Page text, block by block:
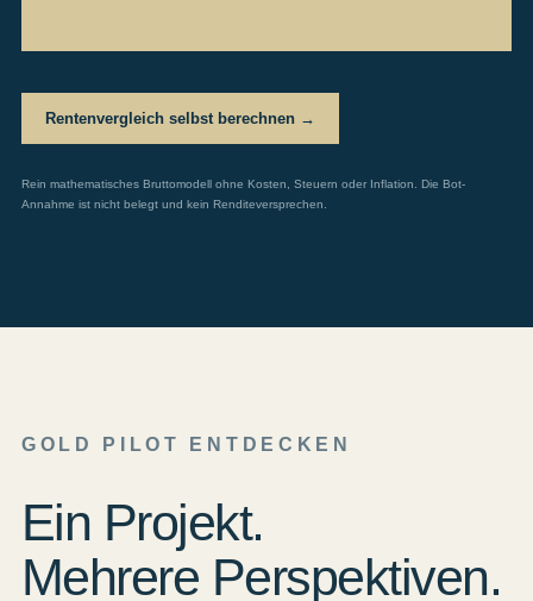
Rentenvergleich selbst berechnen →
Rein mathematisches Bruttomodell ohne Kosten, Steuern oder Inflation. Die Bot-
Annahme ist nicht belegt und kein Renditeversprechen.
GOLD PILOT ENTDECKEN
Ein Projekt.
Mehrere Perspektiven.